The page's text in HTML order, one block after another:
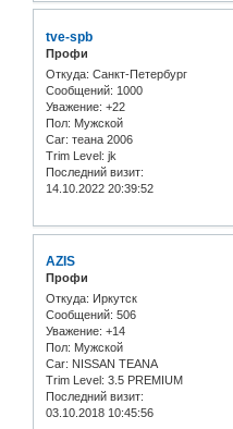
tve-spb
Профи
Откуда: Санкт-Петербург
Сообщений: 1000
Уважение: +22
Пол: Мужской
Car: теана 2006
Trim Level: jk
Последний визит:
14.10.2022 20:39:52
AZIS
Профи
Откуда: Иркутск
Сообщений: 506
Уважение: +14
Пол: Мужской
Car: NISSAN TEANA
Trim Level: 3.5 PREMIUM
Последний визит:
03.10.2018 10:45:56